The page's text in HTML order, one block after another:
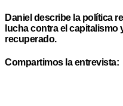
Daniel describe la política
lucha contra el
recuperado.
Compartimos la entrevista: